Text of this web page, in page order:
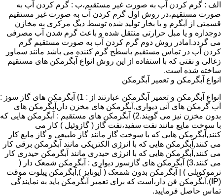
الف : گرم کردن آب به صورت غیر مستقیم،ب : گرم کردن آب به
صورت مستقیم،در روش اول گرم کردن آب به صورت غیر مستقیم
قسمتی از آبگرم و یا بخار تولید شده توسط دیگ مرکزی به مخازن
دوجداره و یا مبل حرارتی منتقل شده و باعث گرم شدن آب مصرفی
می گردد.امادر روش دوم گرم کردن آب به صورت مستقیم گرم
کردن آب در تماس مستقیم باسطح گرم کننده می باشد مانند سماور
زغالی و نفتی که با استفاده از این روش انواع آبگرمکن های مستقیم
ساخته شده است.
انواع آبگرمکن و تعمیر آبگرمکن
انواع آبگرمکن و تعمیر آبگرمکن عبارتند از : 1) آبگرمکن های گاز سوز :
آب گرمکن های آنی دیواری,آبگرمکن های مخزن دار,آبگرمکن های
بدون مخزن نیز می گویند.2) آبگرمکن های مستقیم : آبگرمکن هایی که
با سوخت مایع مانند نفت سفید،نفت گاز ( گازوئیل ) کار می
کنند,آبگرمکن هایی که با سوخت گاز مانند گاز طبیعی و گاز مایع کار
می کنند,آبگرمکن هایی که با انرژی الکتریکی مانند آبگرمکن برقی کار
می کنند,آبگرمکن هایی که با انرژی حیدری مانند آبگرمکن حیدری کار
می کنند.3) آبگرمکن های گازسوز دیواری : آبگرمکن شمعک دار (
ترموکوپلی ) | آبگرمکن بدون شمعک ( آیونایز ),آبگرمکن پیلوت موقت
(IP),آبگرمکن فن دار،است که برای تعمیر آبگرمکن باید به نمایندگی
تماس حاصل فرمایید.